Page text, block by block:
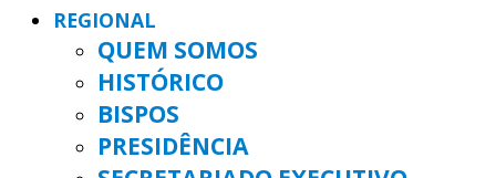
REGIONAL
QUEM SOMOS
HISTÓRICO
BISPOS
PRESIDÊNCIA